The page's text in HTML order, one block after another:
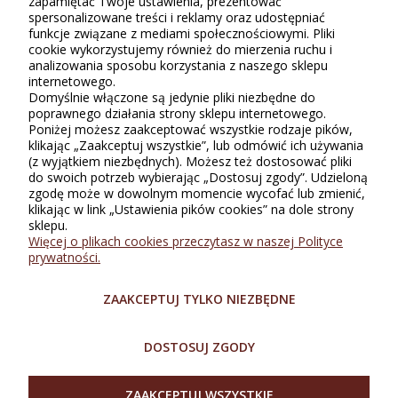
Tylko zarejestrowani klienci Sklepu Bellugio, którzy kupili lub
używali ten produkt, mogą wystawiać recenzję. Ocena podana w
gwiazdkach (do 5) jest średnią wszystkich ocen. Po moderacji
publikujemy zarówno pozytywne, jak i negatywne opinie.
spersonalizowane treści i reklamy oraz udostępniać
funkcje związane z mediami społecznościowymi. Pliki
cookie wykorzystujemy również do mierzenia ruchu i
analizowania sposobu korzystania z naszego sklepu
internetowego.
Domyślnie włączone są jedynie pliki niezbędne do
poprawnego działania strony sklepu internetowego.
Poniżej możesz zaakceptować wszystkie rodzaje pików,
klikając „Zaakceptuj wszystkie”, lub odmówić ich używania
(z wyjątkiem niezbędnych). Możesz też dostosować pliki
do swoich potrzeb wybierając „Dostosuj zgody”. Udzieloną
zgodę może w dowolnym momencie wycofać lub zmienić,
klikając w link „Ustawienia pików cookies” na dole strony
sklepu.
Więcej o plikach cookies przeczytasz w naszej Polityce
prywatności.
ZAAKCEPTUJ TYLKO NIEZBĘDNE
DOSTOSUJ ZGODY